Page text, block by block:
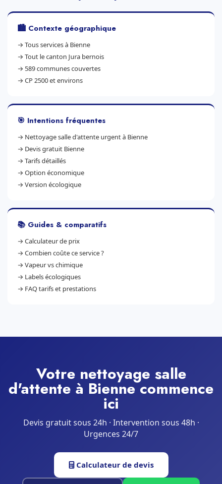
🏙️ Contexte géographique
→ Tous services à Bienne
→ Tout le canton Jura bernois
→ 589 communes couvertes
→ CP 2500 et environs
🎯 Intentions fréquentes
→ Nettoyage salle d'attente urgent à Bienne
→ Devis gratuit Bienne
→ Tarifs détaillés
→ Option économique
→ Version écologique
📚 Guides & comparatifs
→ Calculateur de prix
→ Combien coûte ce service ?
→ Vapeur vs chimique
→ Labels écologiques
→ FAQ tarifs et prestations
Votre nettoyage salle
d'attente à Bienne commence
ici
Devis gratuit sous 24h · Intervention sous 48h ·
Urgences 24/7
Calculateur de devis